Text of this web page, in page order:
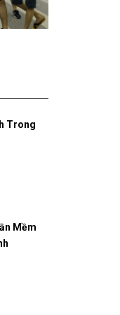
trên
Trong
Mềm